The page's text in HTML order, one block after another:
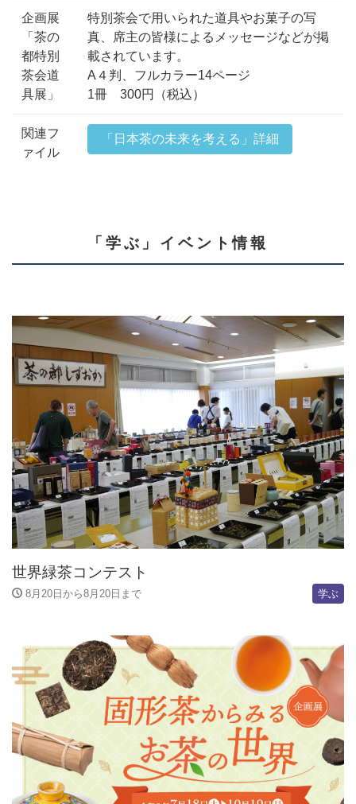
企画展
「茶の
都特別
茶会道
具展」
特別茶会で用いられた道具やお菓子の写
真、席主の皆様によるメッセージなどが掲
載されています。
A４判、フルカラー14ページ
1冊 300円（税込）
関連フ
ァイル
「日本茶の未来を考える」詳細
「学ぶ」イベント情報
世界緑茶コンテスト
8月20日から8月20日まで 学ぶ